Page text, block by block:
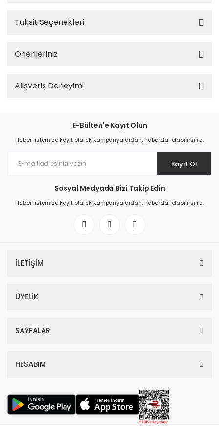
Taksit Seçenekleri
Önerileriniz
Alışveriş Deneyimi
E-Bülten'e Kayıt Olun
Haber listemize kayıt olarak kampanyalardan, haberdar olabilirsiniz.
Kayıt Ol
Sosyal Medyada Bizi Takip Edin
Haber listemize kayıt olarak kampanyalardan, haberdar olabilirsiniz.
İLETİŞİM
ÜYELİK
SAYFALAR
HESABIM